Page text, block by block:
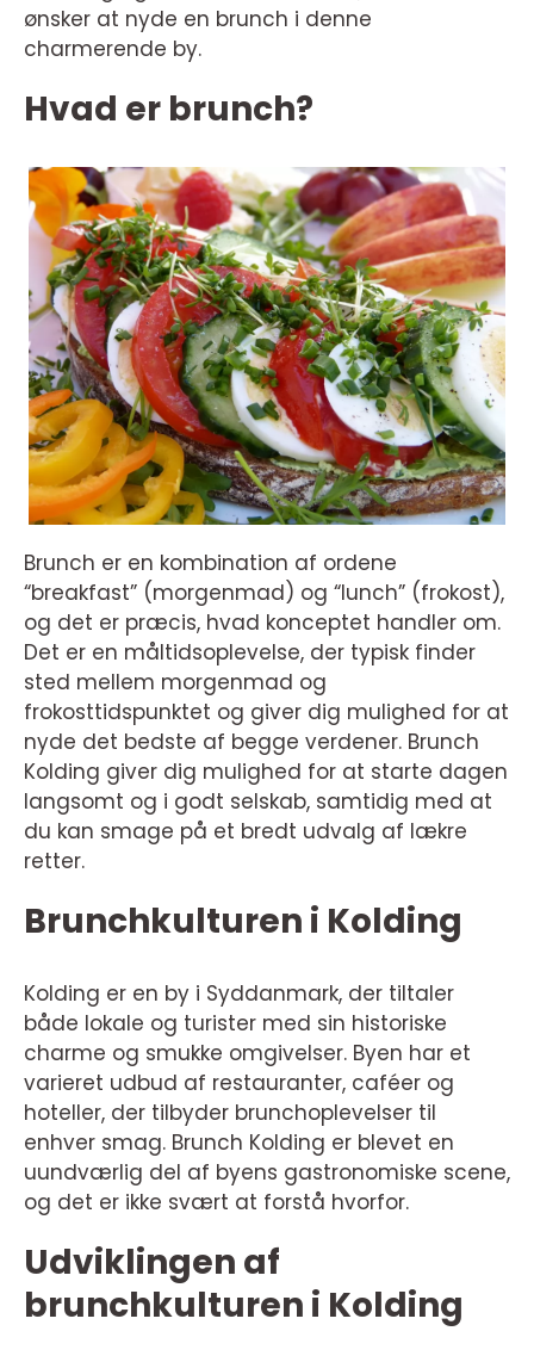
ønsker at nyde en brunch i denne
charmerende by.
Hvad er brunch?
Brunch er en kombination af ordene
“breakfast” (morgenmad) og “lunch” (frokost),
og det er præcis, hvad konceptet handler om.
Det er en måltidsoplevelse, der typisk finder
sted mellem morgenmad og
frokosttidspunktet og giver dig mulighed for at
nyde det bedste af begge verdener. Brunch
Kolding giver dig mulighed for at starte dagen
langsomt og i godt selskab, samtidig med at
du kan smage på et bredt udvalg af lækre
retter.
Brunchkulturen i Kolding
Kolding er en by i Syddanmark, der tiltaler
både lokale og turister med sin historiske
charme og smukke omgivelser. Byen har et
varieret udbud af restauranter, caféer og
hoteller, der tilbyder brunchoplevelser til
enhver smag. Brunch Kolding er blevet en
uundværlig del af byens gastronomiske scene,
og det er ikke svært at forstå hvorfor.
Udviklingen af
brunchkulturen i Kolding